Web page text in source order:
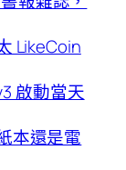
LikeCoin
啟動當天
本還是電